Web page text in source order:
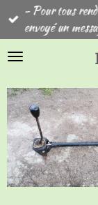
Passer
principal
- Pour tous
envoyé un